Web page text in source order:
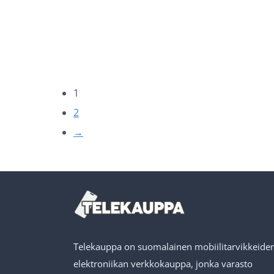
1
2
→
Telekauppa on suomalainen
elektroniikan verkkokauppa, jonka varasto